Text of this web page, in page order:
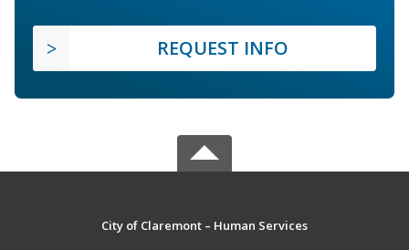
REQUEST INFO
City of Claremont – Human Services